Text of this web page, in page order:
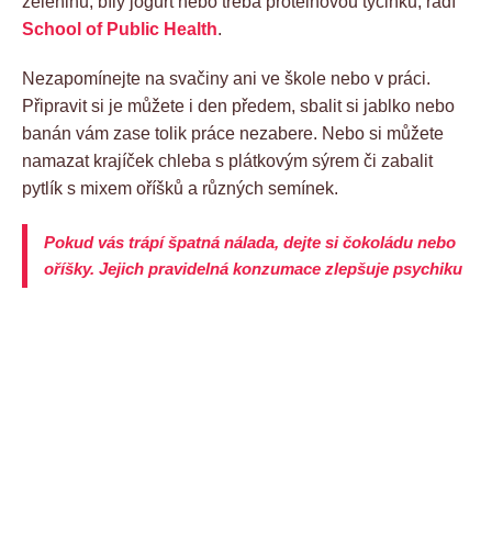
School of Public Health.
Nezapomínejte na svačiny ani ve škole nebo v práci.
Připravit si je můžete i den předem, sbalit si jablko nebo
banán vám zase tolik práce nezabere. Nebo si můžete
namazat krajíček chleba s plátkovým sýrem či zabalit
pytlík s mixem oříšků a různých semínek.
Pokud vás trápí špatná nálada, dejte si čokoládu nebo
oříšky. Jejich pravidelná konzumace zlepšuje psychiku